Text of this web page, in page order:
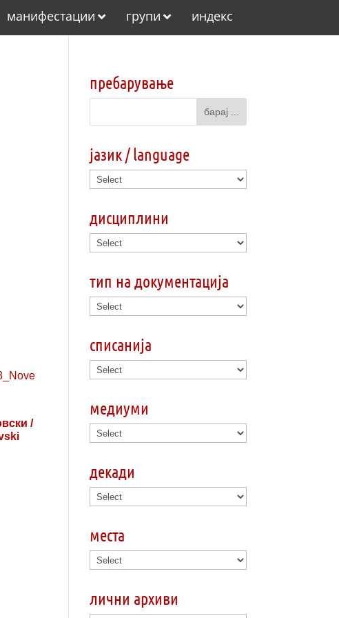
манифестации групи индекс
/
пребарување
јазик / language
дисциплини
тип на документација
списанија
медиуми
декади
места
лични архиви